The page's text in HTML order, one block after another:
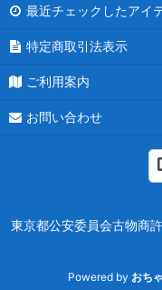
最近チェックしたアイ
特定商取引法表示
ご利用案内
お問い合わせ
東京都公安委員会古物商
Powered by おち